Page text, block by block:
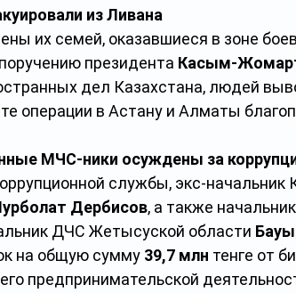
из Ливана
их семей, оказавшиеся в зоне
президента Касым-
дел Казахстана, людей
операции в Астану и Алматы
МЧС-ники осуждены за
службы, экс-начальник
Дербисов, а также
ДЧС Жетысуской области
на общую сумму 39,7 млн тенге от
предпринимательской